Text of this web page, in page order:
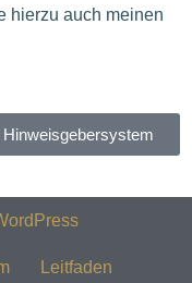
hierzu auch meinen
Leitfaden